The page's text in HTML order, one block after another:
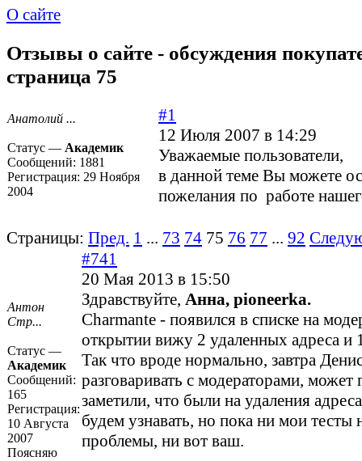
О сайте
Отзывы о сайте - обсуждения
страница 75
Анатолий ...
Статус — Академик
Сообщений: 1881
Регистрация: 29 Ноября
2004
#1
12 Июля 2007 в 14:29
Уважаемые пользователи,
в данной теме Вы можете
пожелания по работе
Страницы: Пред. 1 ... 73 74 75 76 77 ... 92
Антон
Стр...
Статус —
Академик
Сообщений:
165
Регистрация:
10 Августа
2007
Поясняю
#741
20 Мая 2013 в 15:50
Здравствуйте, Анна, pioneerka.
Charmante - появился в списке на
открытии вижу 2 удаленных адреса и
Так что вроде нормально, завтра
разговаривать с модераторами, может
заметили, что были на удаления
будем узнавать, но пока ни мои тесты
проблемы, ни вот ваш.